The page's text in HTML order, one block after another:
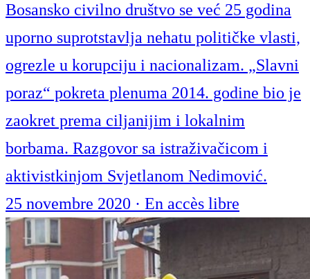
Bosansko civilno društvo se već 25 godina
uporno suprotstavlja nehatu političke vlasti,
ogrezle u korupciju i nacionalizam. „Slavni
poraz“ pokreta plenuma 2014. godine bio je
zaokret prema ciljanijim i lokalnim
borbama. Razgovor sa istraživačicom i
aktivistkinjom Svjetlanom Nedimović.
25 novembre 2020 · En accès libre